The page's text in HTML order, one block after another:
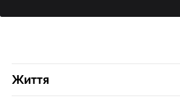
Життя